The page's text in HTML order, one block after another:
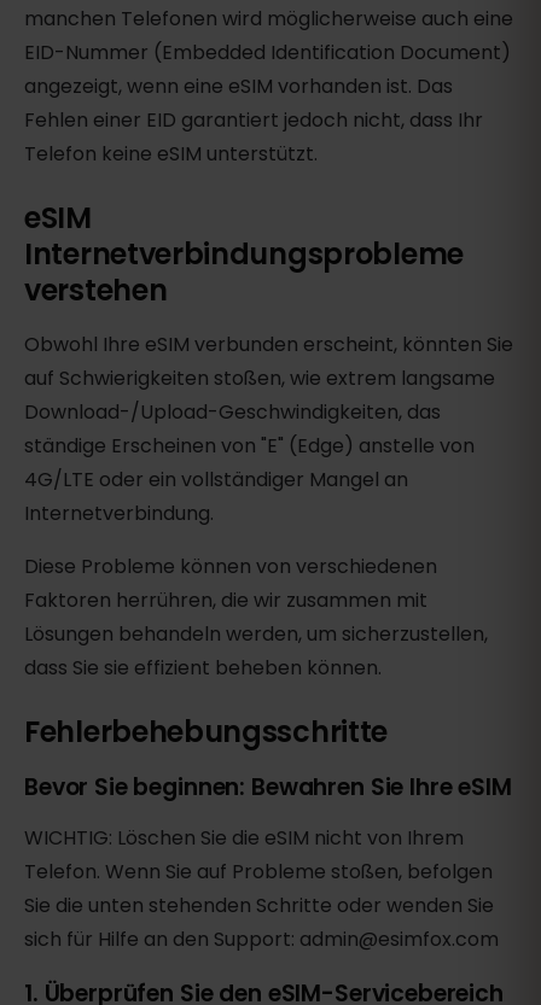
manchen Telefonen wird möglicherweise auch eine
EID-Nummer (Embedded Identification Document)
angezeigt, wenn eine eSIM vorhanden ist. Das
Fehlen einer EID garantiert jedoch nicht, dass Ihr
Telefon keine eSIM unterstützt.
eSIM
Internetverbindungsprobleme
verstehen
Obwohl Ihre eSIM verbunden erscheint, könnten Sie
auf Schwierigkeiten stoßen, wie extrem langsame
Download-/Upload-Geschwindigkeiten, das
ständige Erscheinen von "E" (Edge) anstelle von
4G/LTE oder ein vollständiger Mangel an
Internetverbindung.
Diese Probleme können von verschiedenen
Faktoren herrühren, die wir zusammen mit
Lösungen behandeln werden, um sicherzustellen,
dass Sie sie effizient beheben können.
Fehlerbehebungsschritte
Bevor Sie beginnen: Bewahren Sie Ihre eSIM
WICHTIG: Löschen Sie die eSIM nicht von Ihrem
Telefon. Wenn Sie auf Probleme stoßen, befolgen
Sie die unten stehenden Schritte oder wenden Sie
sich für Hilfe an den Support: admin@esimfox.com
1. Überprüfen Sie den eSIM-Servicebereich